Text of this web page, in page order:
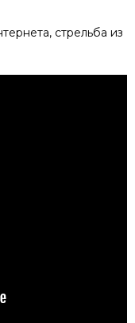
стрельба из